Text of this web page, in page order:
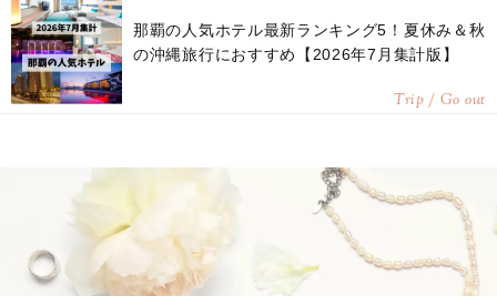
那覇の人気ホテル最新ランキング5！夏休み＆秋
の沖縄旅行におすすめ【2026年7月集計版】
Trip / Go out